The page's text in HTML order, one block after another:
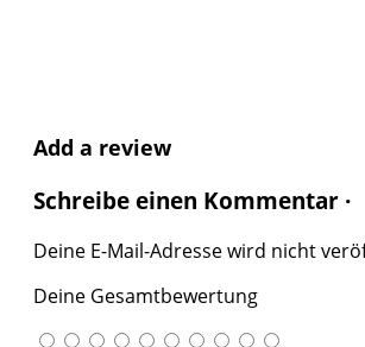
Add a review
Schreibe einen Kommentar ·
Deine E-Mail-Adresse wird nicht
Deine Gesamtbewertung